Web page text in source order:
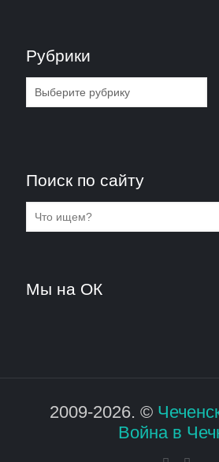
Рубрики
Рубрики
Поиск по сайту
Мы на ОК
2009-2026. ©
Война в